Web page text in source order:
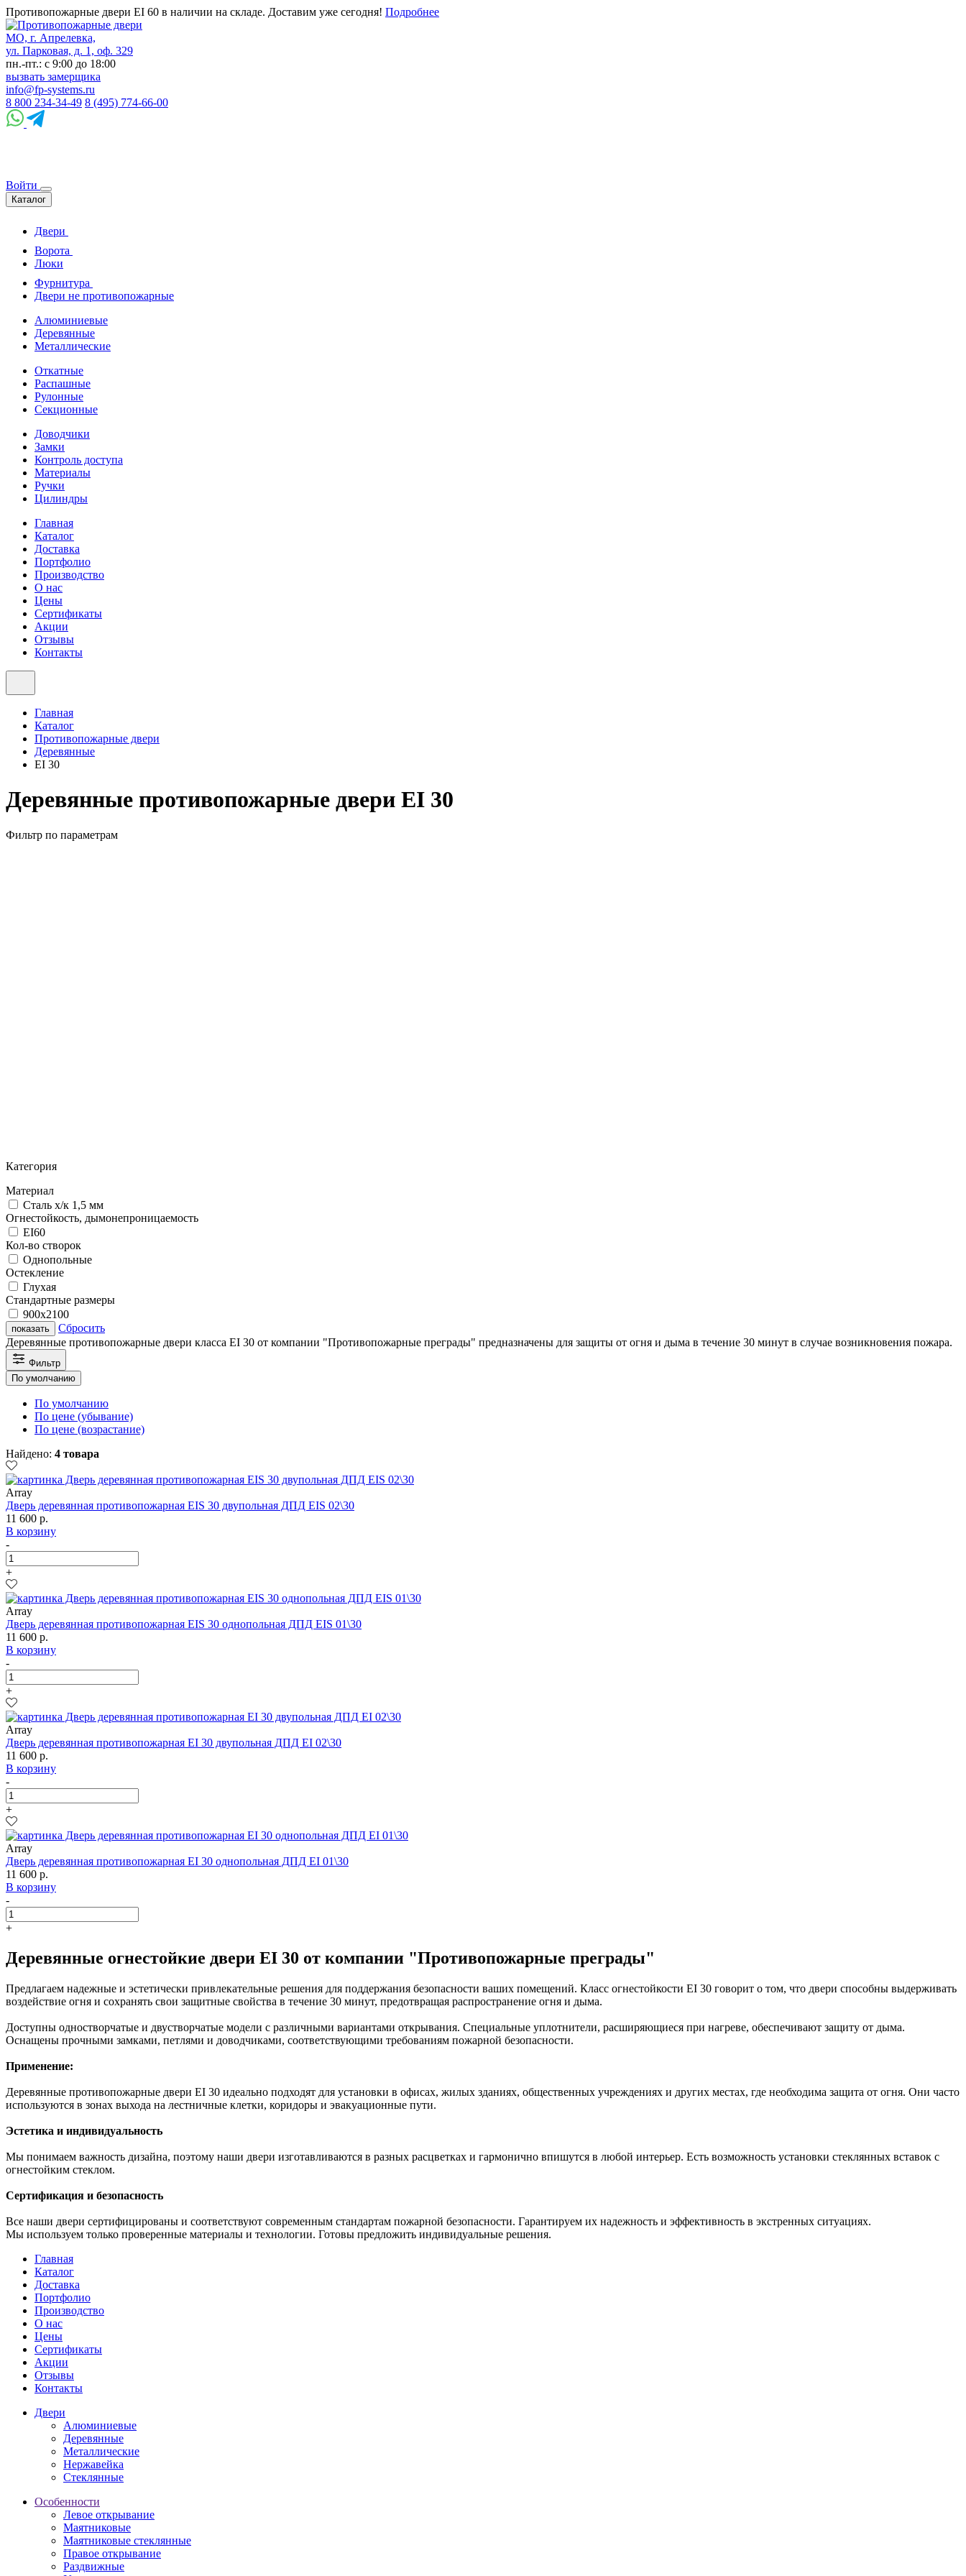
Противопожарные двери EI 60 в наличии на складе. Доставим уже сегодня! Подробнее
МО, г. Апрелевка,
ул. Парковая, д. 1, оф. 329
пн.-пт.: с 9:00 до 18:00
вызвать замерщика
info@fp-systems.ru
8 800 234-34-49 8 (495) 774-66-00
Войти
Каталог
Двери
Ворота
Люки
Фурнитура
Двери не противопожарные
Алюминиевые
Деревянные
Металлические
Откатные
Распашные
Рулонные
Секционные
Доводчики
Замки
Контроль доступа
Материалы
Ручки
Цилиндры
Главная
Каталог
Доставка
Портфолио
Производство
О нас
Цены
Сертификаты
Акции
Отзывы
Контакты
Главная
Каталог
Противопожарные двери
Деревянные
EI 30
Деревянные противопожарные двери EI 30
Фильтр по параметрам
Категория
Материал
Сталь х/к 1,5 мм
Огнестойкость, дымонепроницаемость
EI60
Кол-во створок
Однопольные
Остекление
Глухая
Стандартные размеры
900х2100
показать
Сбросить
Деревянные противопожарные двери класса EI 30 от компании "Противопожарные преграды" предназначены для защиты от огня и дыма в течение 30 минут в случае возникновения пожара.
Фильтр
По умолчанию
По умолчанию
По цене (убывание)
По цене (возрастание)
Найдено: 4 товара
Array
Дверь деревянная противопожарная EIS 30 двупольная ДПД EIS 02\30
11 600 р.
В корзину
-
+
Array
Дверь деревянная противопожарная EIS 30 однопольная ДПД EIS 01\30
11 600 р.
В корзину
-
+
Array
Дверь деревянная противопожарная EI 30 двупольная ДПД EI 02\30
11 600 р.
В корзину
-
+
Array
Дверь деревянная противопожарная EI 30 однопольная ДПД EI 01\30
11 600 р.
В корзину
-
+
Деревянные огнестойкие двери EI 30 от компании "Противопожарные преграды"
Предлагаем надежные и эстетически привлекательные решения для поддержания безопасности ваших помещений. Класс огнестойкости EI 30 говорит о том, что двери способны выдерживать
воздействие огня и сохранять свои защитные свойства в течение 30 минут, предотвращая распространение огня и дыма.
Доступны одностворчатые и двустворчатые модели с различными вариантами открывания. Специальные уплотнители, расширяющиеся при нагреве, обеспечивают защиту от дыма.
Оснащены прочными замками, петлями и доводчиками, соответствующими требованиям пожарной безопасности.
Применение:
Деревянные противопожарные двери EI 30 идеально подходят для установки в офисах, жилых зданиях, общественных учреждениях и других местах, где необходима защита от огня. Они часто
используются в зонах выхода на лестничные клетки, коридоры и эвакуационные пути.
Эстетика и индивидуальность
Мы понимаем важность дизайна, поэтому наши двери изготавливаются в разных расцветках и гармонично впишутся в любой интерьер. Есть возможность установки стеклянных вставок с
огнестойким стеклом.
Сертификация и безопасность
Все наши двери сертифицированы и соответствуют современным стандартам пожарной безопасности. Гарантируем их надежность и эффективность в экстренных ситуациях.
Мы используем только проверенные материалы и технологии. Готовы предложить индивидуальные решения.
Главная
Каталог
Доставка
Портфолио
Производство
О нас
Цены
Сертификаты
Акции
Отзывы
Контакты
Двери
Алюминиевые
Деревянные
Металлические
Нержавейка
Стеклянные
Особенности
Левое открывание
Маятниковые
Маятниковые стеклянные
Правое открывание
Раздвижные